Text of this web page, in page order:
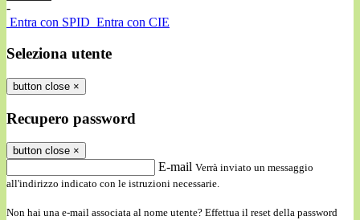
-
Entra con SPID Entra con CIE
Seleziona utente
button close ×
Recupero password
button close ×
E-mail Verrà inviato un messaggio
all'indirizzo indicato con le istruzioni necessarie.
Non hai una e-mail associata al nome utente? Effettua il reset della password